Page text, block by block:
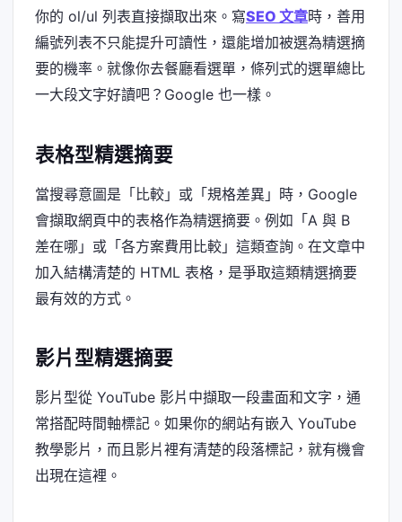
你的 ol/ul 列表直接擷取出來。寫SEO 文章時，善用
編號列表不只能提升可讀性，還能增加被選為精選摘
要的機率。就像你去餐廳看選單，條列式的選單總比
一大段文字好讀吧？Google 也一樣。
表格型精選摘要
當搜尋意圖是「比較」或「規格差異」時，Google
會擷取網頁中的表格作為精選摘要。例如「A 與 B
差在哪」或「各方案費用比較」這類查詢。在文章中
加入結構清楚的 HTML 表格，是爭取這類精選摘要
最有效的方式。
影片型精選摘要
影片型從 YouTube 影片中擷取一段畫面和文字，通
常搭配時間軸標記。如果你的網站有嵌入 YouTube
教學影片，而且影片裡有清楚的段落標記，就有機會
出現在這裡。